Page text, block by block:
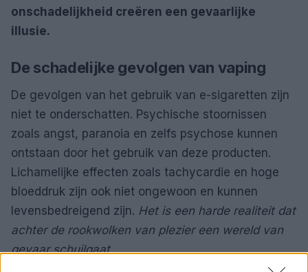
onschadelijkheid creëren een gevaarlijke
illusie.
De schadelijke gevolgen van vaping
De gevolgen van het gebruik van e-sigaretten zijn
niet te onderschatten. Psychische stoornissen
zoals angst, paranoia en zelfs psychose kunnen
ontstaan door het gebruik van deze producten.
Lichamelijke effecten zoals tachycardie en hoge
bloeddruk zijn ook niet ongewoon en kunnen
levensbedreigend zijn. Het is een harde realiteit dat
achter de rookwolken van plezier een wereld van
gevaar schuilgaat.